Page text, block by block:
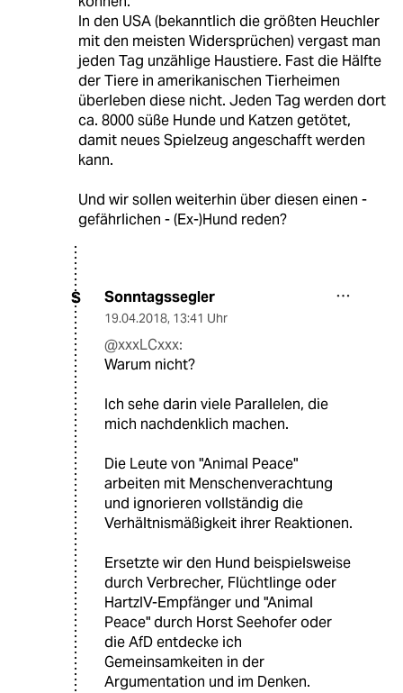
In den USA (bekanntlich die größten Heuchler
mit den meisten Widersprüchen) vergast man
jeden Tag unzählige Haustiere. Fast die Hälfte
der Tiere in amerikanischen Tierheimen
überleben diese nicht. Jeden Tag werden dort
ca. 8000 süße Hunde und Katzen getötet,
damit neues Spielzeug angeschafft werden
kann.
Und wir sollen weiterhin über diesen einen -
gefährlichen - (Ex-)Hund reden?
S Sonntagssegler
19.04.2018, 13:41 Uhr
@xxxLCxxx:
Warum nicht?
Ich sehe darin viele Parallelen, die
mich nachdenklich machen.
Die Leute von "Animal Peace"
arbeiten mit Menschenverachtung
und ignorieren vollständig die
Verhältnismäßigkeit ihrer Reaktionen.
Ersetzte wir den Hund beispielsweise
durch Verbrecher, Flüchtlinge oder
HartzIV-Empfänger und "Animal
Peace" durch Horst Seehofer oder
die AfD entdecke ich
Gemeinsamkeiten in der
Argumentation und im Denken.